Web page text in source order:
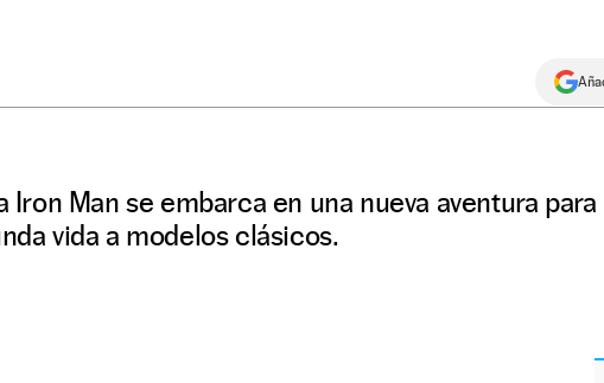
Iron Man se embarca en una nueva aventura
vida a modelos clásicos.